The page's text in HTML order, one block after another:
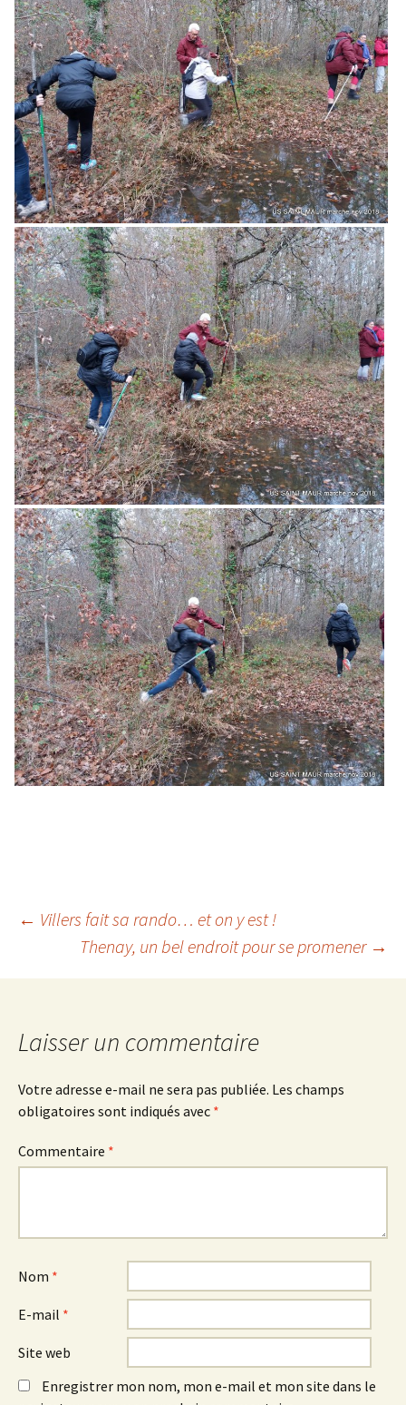
Navigation
des
articles
← Villers fait sa rando… et on y est !
Thenay, un bel endroit pour se promener →
Laisser un commentaire
Votre adresse e-mail ne sera pas publiée. Les champs
obligatoires sont indiqués avec *
Commentaire *
Nom *
E-mail *
Site web
Enregistrer mon nom, mon e-mail et mon site dans le